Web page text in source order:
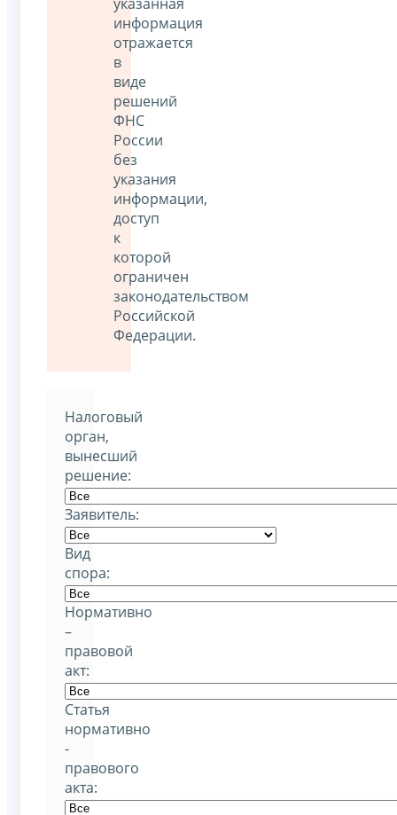
информация
отражается
в
виде
решений
ФНС
России
без
указания
информации,
доступ
к
которой
ограничен
законодательством
Российской
Федерации.
Налоговый
орган,
вынесший
решение:
Заявитель:
Вид
спора:
Нормативно
–
правовой
акт:
Статья
нормативно
-
правового
акта: